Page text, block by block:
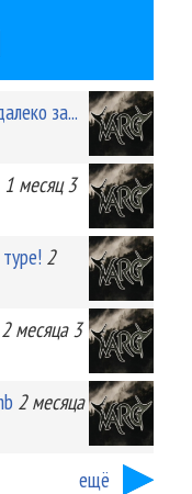
за...
1 месяц 3
2
2 месяца 3
2 месяца
ещё